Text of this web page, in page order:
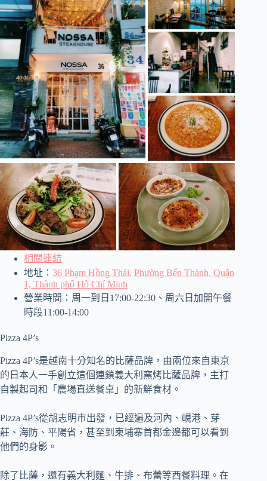
相關連結
地址： 36 Phạm Hồng Thái, Phường Bến Thành, Quận
1, Thành phố Hồ Chí Minh
營業時間：周一到日17:00-22:30、周六日加開午餐
時段11:00-14:00
Pizza 4P’s
Pizza 4P’s是越南十分知名的比薩品牌，由兩位來自東京
的日本人一手創立這個連鎖義大利窯烤比薩品牌，主打
自製起司和「農場直送餐桌」的新鮮食材。
Pizza 4P’s從胡志明市出發，已經遍及河內、峴港、芽
莊、海防、平陽省，甚至到柬埔寨首都金邊都可以看到
他們的身影。
除了比薩，還有義大利麵、牛排、布蕾等西餐料理。在